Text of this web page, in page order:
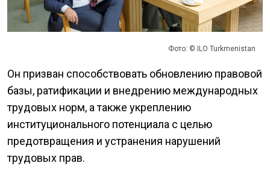
Фото: © ILO Turkmenistan
Он призван способствовать обновлению правовой
базы, ратификации и внедрению международных
трудовых норм, а также укреплению
институционального потенциала с целью
предотвращения и устранения нарушений
трудовых прав.